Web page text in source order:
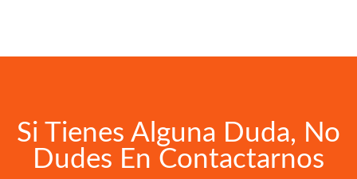
Si Tienes Alguna Duda, No
Dudes En Contactarnos